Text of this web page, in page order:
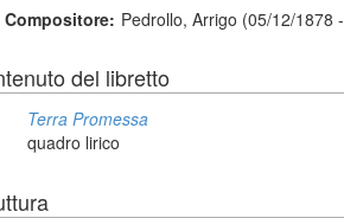
Compositore: Pedrollo, Arrigo (05/12/1878
del libretto
Terra Promessa
quadro lirico